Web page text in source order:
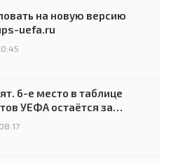
на новую версию
uefa.ru
6-е место в таблице
УЕФА остаётся за